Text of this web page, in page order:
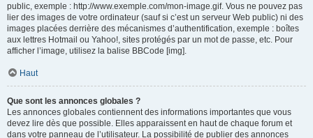
public, exemple : http://www.exemple.com/mon-image.gif. Vous ne pouvez pas
lier des images de votre ordinateur (sauf si c’est un serveur Web public) ni des
images placées derrière des mécanismes d’authentification, exemple : boîtes
aux lettres Hotmail ou Yahoo!, sites protégés par un mot de passe, etc. Pour
afficher l’image, utilisez la balise BBCode [img].
Haut
Que sont les annonces globales ?
Les annonces globales contiennent des informations importantes que vous
devez lire dès que possible. Elles apparaissent en haut de chaque forum et
dans votre panneau de l’utilisateur. La possibilité de publier des annonces